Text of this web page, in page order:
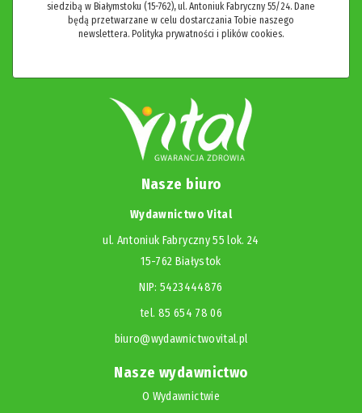
siedzibą w Białymstoku (15-762), ul. Antoniuk Fabryczny 55/24. Dane
będą przetwarzane w celu dostarczania Tobie naszego
newslettera. Polityka prywatności i plików cookies.
Nasze biuro
Wydawnictwo Vital
ul. Antoniuk Fabryczny 55 lok. 24
15-762 Białystok
NIP: 5423444876
tel. 85 654 78 06
biuro@wydawnictwovital.pl
Nasze wydawnictwo
O Wydawnictwie